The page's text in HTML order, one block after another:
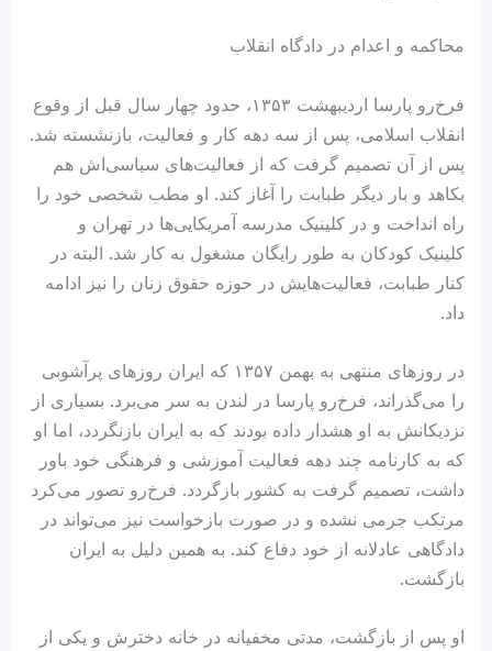
محاکمه و اعدام در دادگاه انقلاب
فرخ‌رو پارسا اردیبهشت ۱۳۵۳، حدود چهار سال قبل از وقوع
انقلاب اسلامی، پس از سه دهه کار و فعالیت، بازنشسته شد.
پس از آن تصمیم گرفت که از فعالیت‌های سیاسی‌اش هم
بکاهد و بار دیگر طبابت را آغاز کند. او مطب شخصی خود را
راه‌ انداخت و در کلینیک مدرسه‌ آمریکایی‌ها در تهران و
کلینیک کودکان به طور رایگان مشغول به کار شد. البته در
کنار طبابت، فعالیت‌هایش در حوزه حقوق زنان را نیز ادامه
داد.
در روزهای منتهی به بهمن ۱۳۵۷ که ایران روزهای پرآشوبی
را می‌گذراند، فرخ‌رو پارسا در لندن به سر می‌برد. بسیاری از
نزدیکانش به او هشدار داده بودند که به ایران بازنگردد، اما او
که به کارنامه چند دهه فعالیت آموزشی و فرهنگی خود باور
داشت، تصمیم گرفت به کشور بازگردد. فرخ‌رو تصور می‌کرد
مرتکب جرمی نشده و در صورت بازخواست نیز می‌تواند در
دادگاهی عادلانه از خود دفاع کند. به همین دلیل به ایران
بازگشت.
او پس از بازگشت، مدتی مخفیانه در خانه دخترش و یکی از